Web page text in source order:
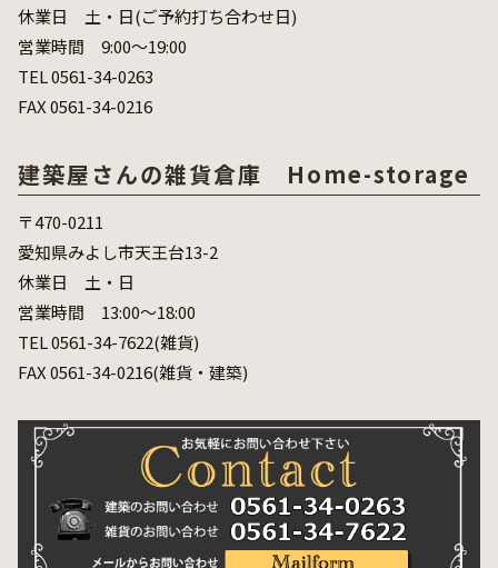
休業日 土・日(ご予約打ち合わせ日)
営業時間 9:00～19:00
TEL 0561-34-0263
FAX 0561-34-0216
建築屋さんの雑貨倉庫 Home-storage
〒470-0211
愛知県みよし市天王台13-2
休業日 土・日
営業時間 13:00～18:00
TEL 0561-34-7622(雑貨)
FAX 0561-34-0216(雑貨・建築)